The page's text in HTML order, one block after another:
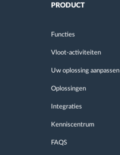
PRODUCT
Functies
Vloot-activiteiten
Uw oplossing aanpassen
Oplossingen
Integraties
Kenniscentrum
FAQS